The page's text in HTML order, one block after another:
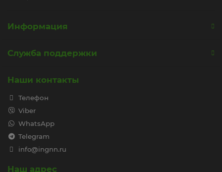
Информация
Служба поддержки
Наши контакты
Телефон
Viber
WhatsApp
Telegram
info@ingnn.ru
Наш адрес